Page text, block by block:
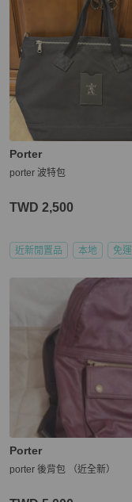
Porter
porter 波特包
TWD 2,500
近新閒置品 本地 免運
Porter
porter 後背包 （近全新）